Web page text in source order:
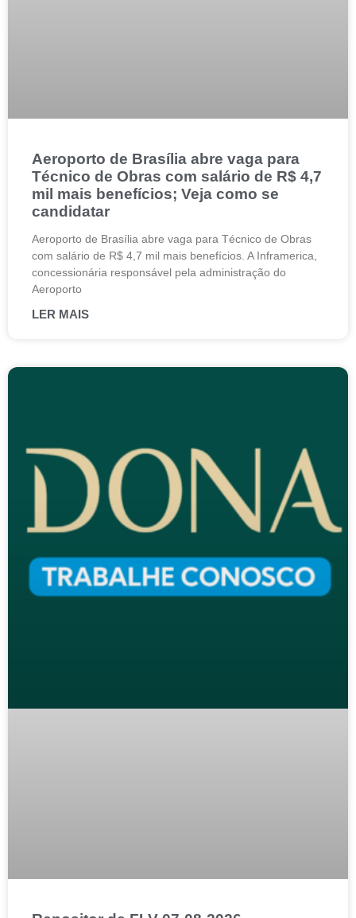
Aeroporto de Brasília abre vaga para
Técnico de Obras com salário de R$ 4,7
mil mais benefícios; Veja como se
candidatar
Aeroporto de Brasília abre vaga para Técnico de Obras
com salário de R$ 4,7 mil mais benefícios. A Inframerica,
concessionária responsável pela administração do
Aeroporto
LER MAIS